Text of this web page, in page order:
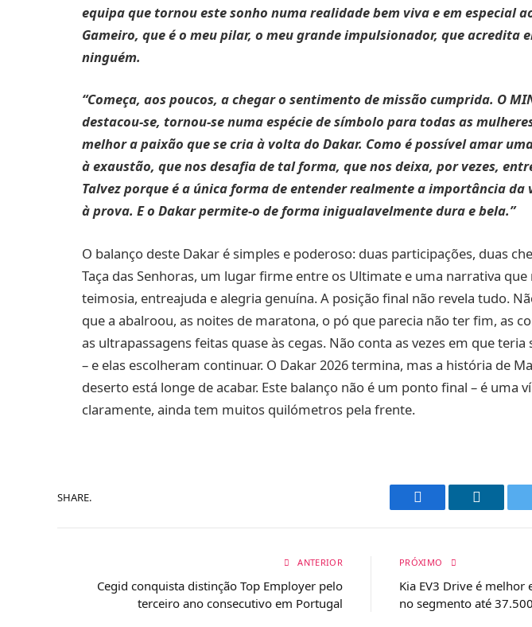
equipa que tornou este sonho numa realidade bem viva e em especial
Gameiro, que é o meu pilar, o meu grande impulsionador, que acredita
ninguém.
“Começa, aos poucos, a chegar o sentimento de missão cumprida. O
destacou-se, tornou-se numa espécie de símbolo para todas as
melhor a paixão que se cria à volta do Dakar. Como é possível amar
à exaustão, que nos desafia de tal forma, que nos deixa, por vezes,
Talvez porque é a única forma de entender realmente a importância da
à prova. E o Dakar permite-o de forma inigualavelmente dura e bela.”
O balanço deste Dakar é simples e poderoso: duas participações, duas
Taça das Senhoras, um lugar firme entre os Ultimate e uma narrativa
teimosia, entreajuda e alegria genuína. A posição final não revela tudo.
que a abalroou, as noites de maratona, o pó que parecia não ter fim, as
as ultrapassagens feitas quase às cegas. Não conta as vezes em que
– e elas escolheram continuar. O Dakar 2026 termina, mas a história de
deserto está longe de acabar. Este balanço não é um ponto final – é uma
claramente, ainda tem muitos quilómetros pela frente.
SHARE. Facebook LinkedIn
ANTERIOR
Cegid conquista distinção Top Employer pelo
terceiro ano consecutivo em Portugal
PRÓXIMO
Kia EV3 Drive é melhor
no segmento até